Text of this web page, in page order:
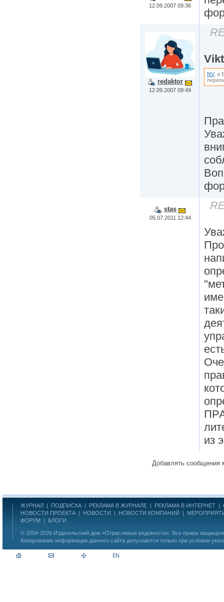
12.09.2007 09:36
redaktor
12.09.2007 09:49
NV, а
stas
05.07.2011 12:44
из
Добавлять сообщения
ЖУРНАЛ | ПОДПИСКА | РЕКЛАМА В ЖУРНАЛЕ | РЕКЛАМА В ИНТЕРНЕТ |
НОВОСТИ ПРОЕКТА | НОВОСТИ | НОВОСТИ КОМПАНИЙ |
ФОРУМ | БЛОГИ
© 2004-2026 Издательский дом «Отраслевые ведомости» . Все права
Копирование информации данного сайта допускается только при условии